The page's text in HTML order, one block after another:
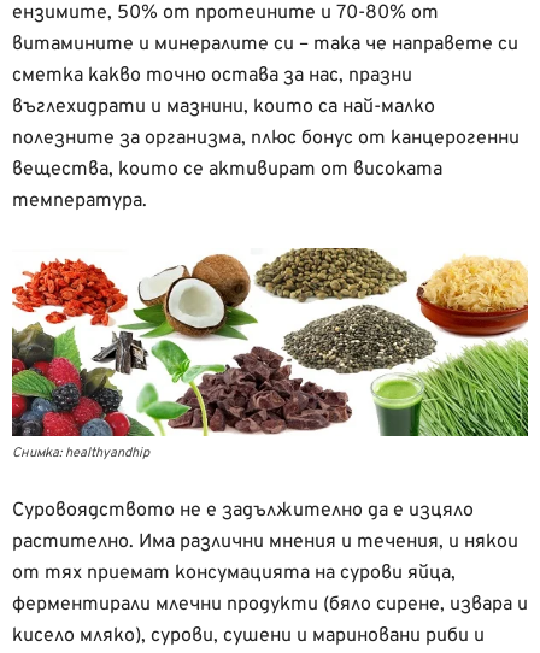
ензимите, 50% от протеините и 70-80% от
витамините и минералите си – така че направете си
сметка какво точно остава за нас, празни
въглехидрати и мазнини, които са най-малко
полезните за организма, плюс бонус от канцерогенни
вещества, които се активират от високата
температура.
Снимка: healthyandhip
Суровоядството не е задължително да е изцяло
растително. Има различни мнения и течения, и някои
от тях приемат консумацията на сурови яйца,
ферментирали млечни продукти (бяло сирене, извара и
кисело мляко), сурови, сушени и мариновани риби и